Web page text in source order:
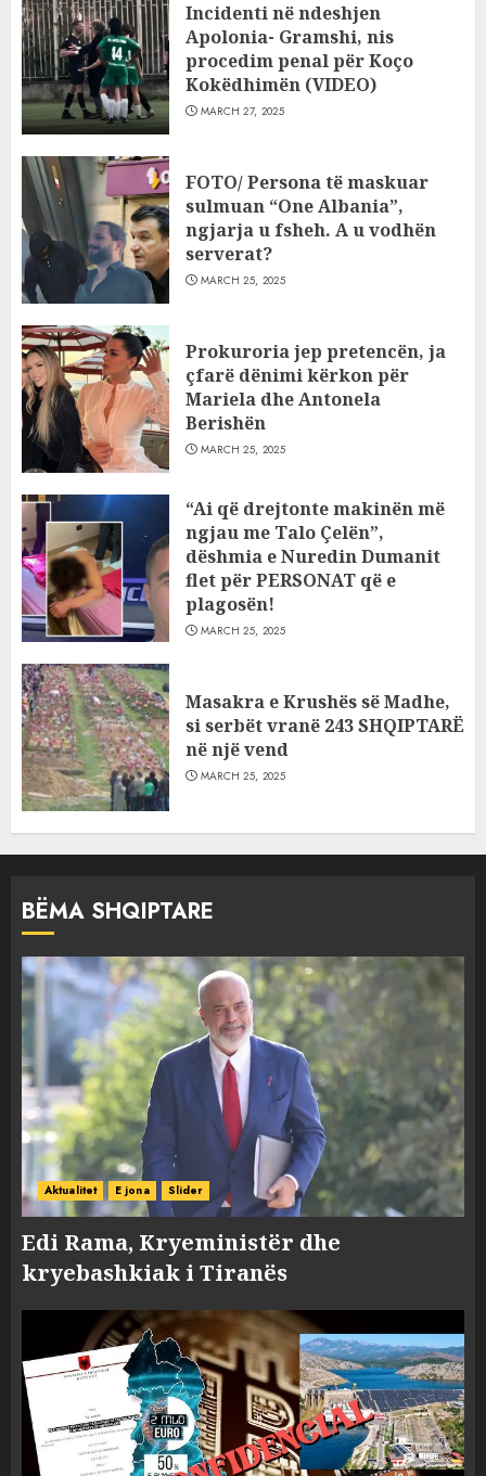
Incidenti në ndeshjen
Apolonia- Gramshi, nis
procedim penal për Koço
Kokëdhimën (VIDEO)
MARCH 27, 2025
FOTO/ Persona të maskuar
sulmuan “One Albania”,
ngjarja u fsheh. A u vodhën
serverat?
MARCH 25, 2025
Prokuroria jep pretencën, ja
çfarë dënimi kërkon për
Mariela dhe Antonela
Berishën
MARCH 25, 2025
“Ai që drejtonte makinën më
ngjau me Talo Çelën”,
dëshmia e Nuredin Dumanit
flet për PERSONAT që e
plagosën!
MARCH 25, 2025
Masakra e Krushës së Madhe,
si serbët vranë 243 SHQIPTARË
në një vend
MARCH 25, 2025
BËMA SHQIPTARE
Aktualitet E jona Slider
Edi Rama, Kryeministër dhe
kryebashkiak i Tiranës